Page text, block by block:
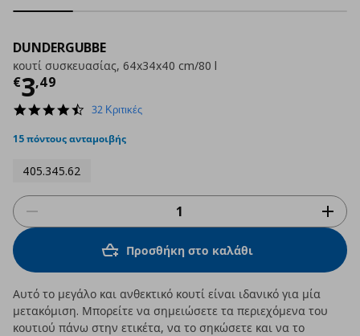
DUNDERGUBBE
κουτί συσκευασίας, 64x34x40 cm/80 l
€3,49
Τρέχουσα τιμή
4.7
rating
32 Κριτικές
15 πόντους ανταμοιβής
405.345.62
Προσθήκη στο καλάθι
Αυτό το μεγάλο και ανθεκτικό κουτί είναι ιδανικό για μία
μετακόμιση. Μπορείτε να σημειώσετε τα περιεχόμενα του
κουτιού πάνω στην ετικέτα, να το σηκώσετε και να το